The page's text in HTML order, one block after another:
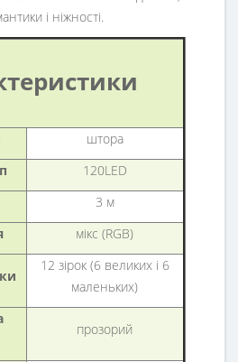
і ніжності.
штора
120LED
3 м
мікс (RGB)
12 зірок (6 великих і 6
маленьких)
прозорий